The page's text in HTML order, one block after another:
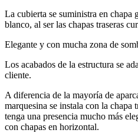
La cubierta se suministra en chapa
blanco, al ser las chapas traseras
Elegante y con mucha zona de
Los acabados de la estructura se
cliente.
A diferencia de la mayoría de
marquesina se instala con la chapa
tenga una presencia mucho más
con chapas en horizontal.